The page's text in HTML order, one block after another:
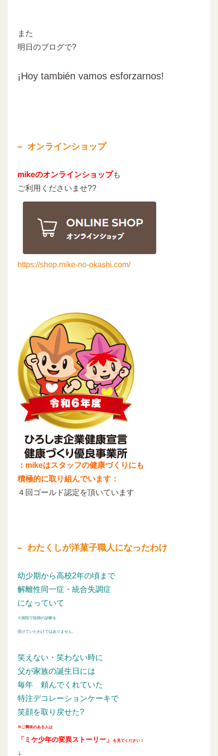
また
明日のブログで?
¡Hoy también vamos esforzarnos!
オンラインショップ
mikeのオンラインショップも
ご利用くださいませ??
https://shop.mike-no-okashi.com/
：mikeはスタッフの健康づくりにも
積極的に取り組んでいます：
４回ゴールド認定を頂いています
わたくしが洋菓子職人になったわけ
幼少期から高校2年の頃まで
解離性同一症・統合失調症
になっていて
※病院で医師の診断を
受けていたわけではありません。
笑えない・笑わない時に
父が家族の誕生日には
毎年 頼んでくれていた
特注デコレーションケーキで
笑顔を取り戻せた?
※ご興味のある人は
「ミケ少年の変異ストーリー」 を見てください！
↓